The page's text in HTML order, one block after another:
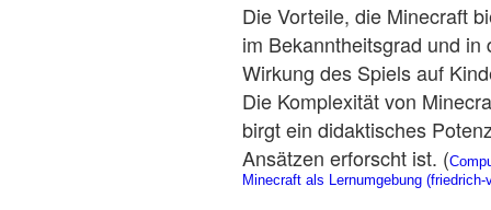
Die Vorteile, die Minecraft
im Bekanntheitsgrad und in
Wirkung des Spiels auf
Die Komplexität von
birgt ein didaktisches
Ansätzen erforscht ist. (
Minecraft als Lernumgebung (friedrich-